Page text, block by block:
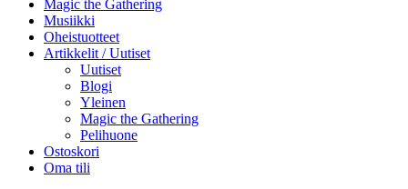
Magic the Gathering
Musiikki
Oheistuotteet
Artikkelit / Uutiset
Uutiset
Blogi
Yleinen
Magic the Gathering
Pelihuone
Ostoskori
Oma tili